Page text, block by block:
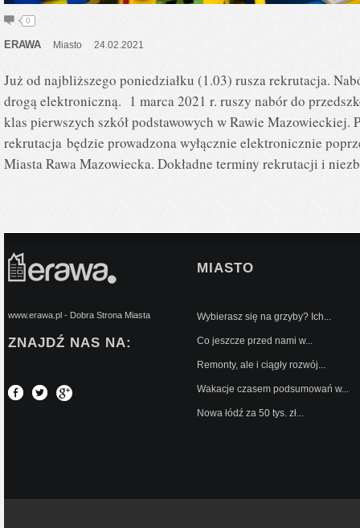
0
ERAWA Miasto 24.02.2021
Już od najbliższego poniedziałku (1.03) rusza rekrutacja.
drogą elektroniczną. 1 marca 2021 r. ruszy nabór do
klas pierwszych szkół podstawowych w Rawie Mazowieckiej.
rekrutacja będzie prowadzona wyłącznie elektronicznie
Miasta Rawa Mazowiecka. Dokładne terminy rekrutacji i
www.erawa.pl - Dobra Strona Miasta
ZNAJDŹ NAS NA:
MIASTO
Wybierasz się na grzyby? Ich...
Co jeszcze przed nami w...
Remonty, ale i ciągły rozwój...
Wakacje czasem podsumowań w...
Nowa łódź za 50 tys. zł...